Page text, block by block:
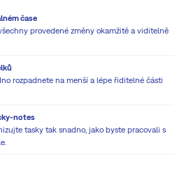
čase
provedené změny okamžitě a viditelně
rozpadnete na menší a lépe řiditelné části
notes
tasky tak snadno, jako byste pracovali s